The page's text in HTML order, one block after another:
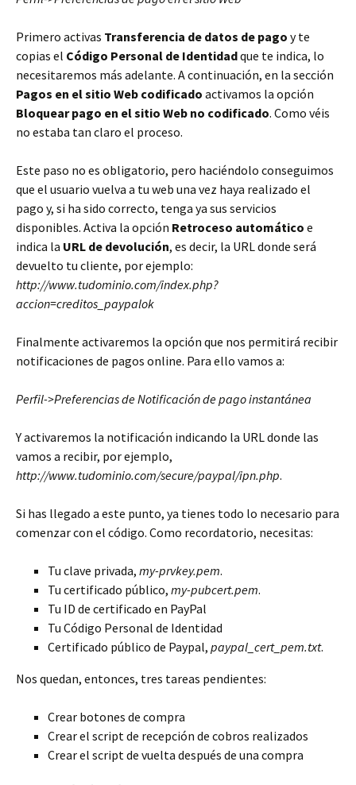
Primero activas Transferencia de datos de pago y te
copias el Código Personal de Identidadque te indica, lo
necesitaremos más adelante. A continuación, en la sección
Pagos en el sitio Web codificado activamos la opción
Bloquear pago en el sitio Web no codificado. Como véis
no estaba tan claro el proceso.
Este paso no es obligatorio, pero haciéndolo conseguimos
que el usuario vuelva a tu web una vez haya realizado el
pago y, si ha sido correcto, tenga ya sus servicios
disponibles. Activa la opción Retroceso automático e
indica la URL de devolución, es decir, la URL donde será
devuelto tu cliente, por ejemplo:
http://www.tudominio.com/index.php?
accion=creditos_paypalok
Finalmente activaremos la opción que nos permitirá recibir
notificaciones de pagos online. Para ello vamos a:
Perfil->Preferencias de Notificación de pago instantánea
Y activaremos la notificación indicando la URL donde las
vamos a recibir, por ejemplo,
http://www.tudominio.com/secure/paypal/ipn.php.
Si has llegado a este punto, ya tienes todo lo necesario para
comenzar con el código. Como recordatorio, necesitas:
Tu clave privada, my-prvkey.pem.
Tu certificado público, my-pubcert.pem.
Tu ID de certificado en PayPal
Tu Código Personal de Identidad
Certificado público de Paypal, paypal_cert_pem.txt.
Nos quedan, entonces, tres tareas pendientes:
Crear botones de compra
Crear el script de recepción de cobros realizados
Crear el script de vuelta después de una compra